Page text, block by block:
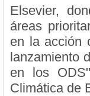
Elsevier,
áreas
en la acción
lanzamiento
en los
Climática de